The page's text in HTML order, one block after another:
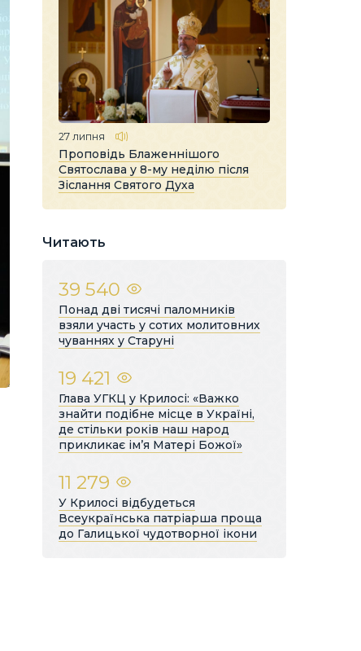
27 липня
Проповідь Блаженнішого
Святослава у 8-му неділю після
Зіслання Святого Духа
Читають
39 540
Понад дві тисячі паломників
взяли участь у сотих молитовних
чуваннях у Старуні
19 421
Глава УГКЦ у Крилосі: «Важко
знайти подібне місце в Україні,
де стільки років наш народ
прикликає ім’я Матері Божої»
11 279
У Крилосі відбудеться
Всеукраїнська патріарша проща
до Галицької чудотворної ікони